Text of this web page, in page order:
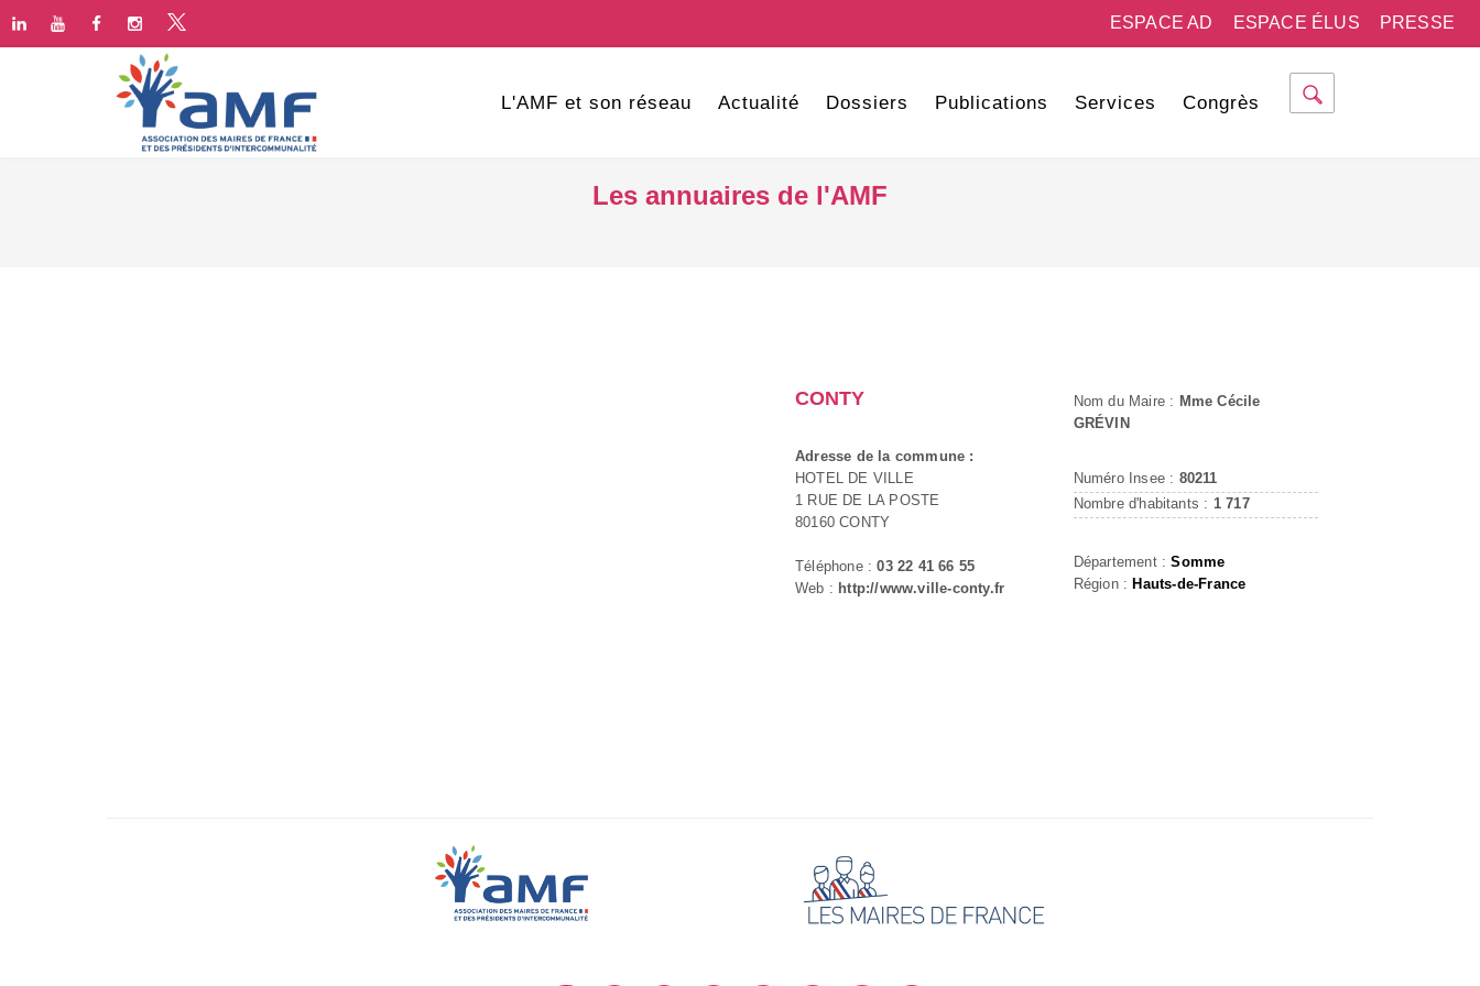
PRESSE
ESPACE ÉLUS
ESPACE AD
L'AMF et son réseau Actualité Dossiers Publications Services Congrès
Les annuaires de l'AMF
CONTY
Adresse de la commune :
HOTEL DE VILLE
1 RUE DE LA POSTE
80160 CONTY
Téléphone :03 22 41 66 55
Web : http://www.ville-conty.fr
Nom du Maire : Mme Cécile
GRÉVIN
Numéro Insee : 80211
Nombre d'habitants : 1 717
Département :Somme
Région : Hauts-de-France